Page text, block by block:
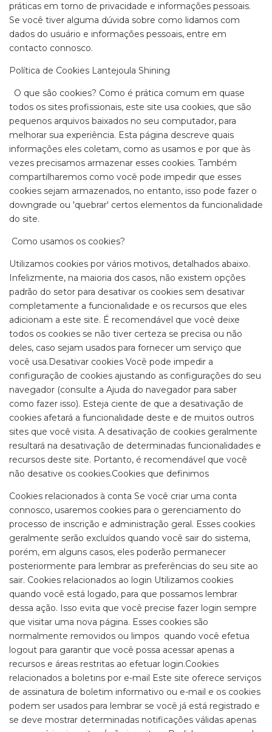
práticas em torno de privacidade e informações pessoais.
Se você tiver alguma dúvida sobre como lidamos com
dados do usuário e informações pessoais, entre em
contacto connosco.
Política de Cookies Lantejoula Shining
O que são cookies? Como é prática comum em quase
todos os sites profissionais, este site usa cookies, que são
pequenos arquivos baixados no seu computador, para
melhorar sua experiência. Esta página descreve quais
informações eles coletam, como as usamos e por que às
vezes precisamos armazenar esses cookies. Também
compartilharemos como você pode impedir que esses
cookies sejam armazenados, no entanto, isso pode fazer o
downgrade ou 'quebrar' certos elementos da funcionalidade
do site.
Como usamos os cookies?
Utilizamos cookies por vários motivos, detalhados abaixo.
Infelizmente, na maioria dos casos, não existem opções
padrão do setor para desativar os cookies sem desativar
completamente a funcionalidade e os recursos que eles
adicionam a este site. É recomendável que você deixe
todos os cookies se não tiver certeza se precisa ou não
deles, caso sejam usados ​​para fornecer um serviço que
você usa.Desativar cookies Você pode impedir a
configuração de cookies ajustando as configurações do seu
navegador (consulte a Ajuda do navegador para saber
como fazer isso). Esteja ciente de que a desativação de
cookies afetará a funcionalidade deste e de muitos outros
sites que você visita. A desativação de cookies geralmente
resultará na desativação de determinadas funcionalidades e
recursos deste site. Portanto, é recomendável que você
não desative os cookies.Cookies que definimos
Cookies relacionados à conta Se você criar uma conta
connosco, usaremos cookies para o gerenciamento do
processo de inscrição e administração geral. Esses cookies
geralmente serão excluídos quando você sair do sistema,
porém, em alguns casos, eles poderão permanecer
posteriormente para lembrar as preferências do seu site ao
sair. Cookies relacionados ao login Utilizamos cookies
quando você está logado, para que possamos lembrar
dessa ação. Isso evita que você precise fazer login sempre
que visitar uma nova página. Esses cookies são
normalmente removidos ou limpos quando você efetua
logout para garantir que você possa acessar apenas a
recursos e áreas restritas ao efetuar login.Cookies
relacionados a boletins por e-mail Este site oferece serviços
de assinatura de boletim informativo ou e-mail e os cookies
podem ser usados ​​para lembrar se você já está registrado e
se deve mostrar determinadas notificações válidas apenas